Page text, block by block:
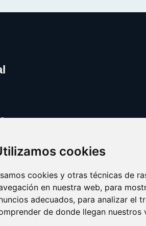
cookies
cookies y otras técnicas de
en nuestra web, para
adecuados, para analizar el
de donde llegan nuestros